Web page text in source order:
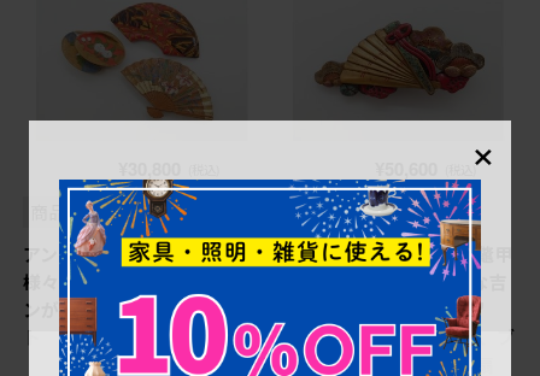
商品番号 R-078997
アンティーク 漆器 彫刻
様々なテイストの花のデザイ
ンが楽しめる帯留3点セッ
ト (R-078997)
(税込)
商品番号 R-078992
アンティーク 梅に扇 鼈甲
(ベッコウ) 螺鈿 繊細な吉
祥文様が魅力の帯留(帯留
め、着物道具、和装小物、ブ
ローチ、アクセサリー、扇
×